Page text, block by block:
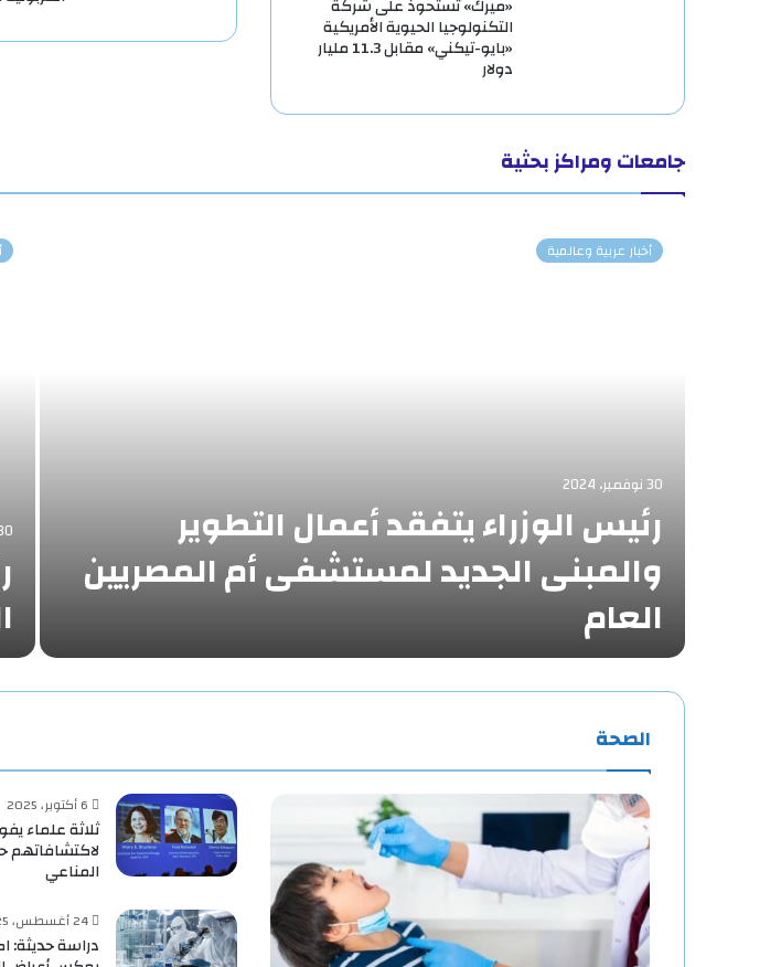
«ميرك» تستحوذ على شركة
التكنولوجيا الحيوية الأمريكية
«بايو-تيكني» مقابل 11.3 مليار
دولار
جامعات ومراكز بحثية
أخبار عربية وعالمية
30 نوفمبر، 2024
رئيس الوزراء يتفقد أعمال التطوير
والمبنى الجديد لمستشفى أم المصريين
العام
30
الصحة
6 أكتوبر، 2025
ثلاثة علماء
لاكتشافاتهم
المناعي
24 أغسطس، 2025
دراسة حديثة: